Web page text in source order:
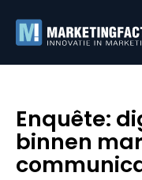
Enquête:
binnen